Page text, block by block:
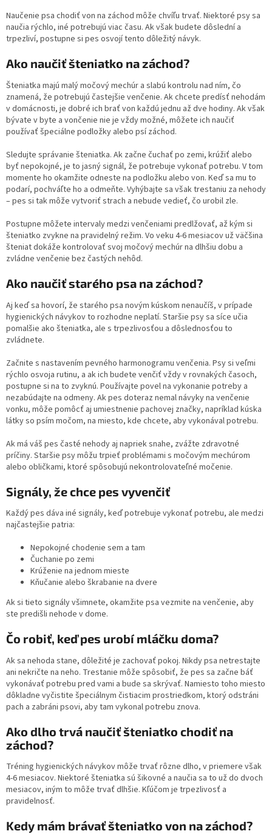
Naučenie psa chodiť von na záchod môže chvíľu trvať. Niektoré psy sa
naučia rýchlo, iné potrebujú viac času. Ak však budete dôslední a
trpezliví, postupne si pes osvojí tento dôležitý návyk.
Ako naučiť šteniatko na záchod?
Šteniatka majú malý močový mechúr a slabú kontrolu nad ním, čo
znamená, že potrebujú častejšie venčenie. Ak chcete predísť nehodám
v domácnosti, je dobré ich brať von každú jednu až dve hodiny. Ak však
bývate v byte a vončenie nie je vždy možné, môžete ich naučiť
používať špeciálne podložky alebo psí záchod.
Sledujte správanie šteniatka. Ak začne čuchať po zemi, krúžiť alebo
byť nepokojné, je to jasný signál, že potrebuje vykonať potrebu. V tom
momente ho okamžite odneste na podložku alebo von. Keď sa mu to
podarí, pochváľte ho a odmeňte. Vyhýbajte sa však trestaniu za nehody
– pes si tak môže vytvoriť strach a nebude vedieť, čo urobil zle.
Postupne môžete intervaly medzi venčeniami predlžovať, až kým si
šteniatko zvykne na pravidelný režim. Vo veku 4-6 mesiacov už väčšina
šteniat dokáže kontrolovať svoj močový mechúr na dlhšiu dobu a
zvládne venčenie bez častých nehôd.
Ako naučiť starého psa na záchod?
Aj keď sa hovorí, že starého psa novým kúskom nenaučíš, v prípade
hygienických návykov to rozhodne neplatí. Staršie psy sa síce učia
pomalšie ako šteniatka, ale s trpezlivosťou a dôslednosťou to
zvládnete.
Začnite s nastavením pevného harmonogramu venčenia. Psy si veľmi
rýchlo osvoja rutinu, a ak ich budete venčiť vždy v rovnakých časoch,
postupne si na to zvyknú. Používajte povel na vykonanie potreby a
nezabúdajte na odmeny. Ak pes doteraz nemal návyky na venčenie
vonku, môže pomôcť aj umiestnenie pachovej značky, napríklad kúska
látky so psím močom, na miesto, kde chcete, aby vykonával potrebu.
Ak má váš pes časté nehody aj napriek snahe, zvážte zdravotné
príčiny. Staršie psy môžu trpieť problémami s močovým mechúrom
alebo obličkami, ktoré spôsobujú nekontrolovateľné močenie.
Signály, že chce pes vyvenčiť
Každý pes dáva iné signály, keď potrebuje vykonať potrebu, ale medzi
najčastejšie patria:
Nepokojné chodenie sem a tam
Čuchanie po zemi
Krúženie na jednom mieste
Kňučanie alebo škrabanie na dvere
Ak si tieto signály všimnete, okamžite psa vezmite na venčenie, aby
ste predišli nehode v dome.
Čo robiť, keď pes urobí mláčku doma?
Ak sa nehoda stane, dôležité je zachovať pokoj. Nikdy psa netrestajte
ani nekričte na neho. Trestanie môže spôsobiť, že pes sa začne báť
vykonávať potrebu pred vami a bude sa skrývať. Namiesto toho miesto
dôkladne vyčistite špeciálnym čistiacim prostriedkom, ktorý odstráni
pach a zabráni psovi, aby tam vykonal potrebu znova.
Ako dlho trvá naučiť šteniatko chodiť na
záchod?
Tréning hygienických návykov môže trvať rôzne dlho, v priemere však
4-6 mesiacov. Niektoré šteniatka sú šikovné a naučia sa to už do dvoch
mesiacov, iným to môže trvať dlhšie. Kľúčom je trpezlivosť a
pravidelnosť.
Kedy mám brávať šteniatko von na záchod?